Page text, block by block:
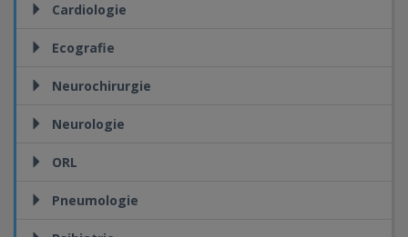
Cardiologie
Ecografie
Neurochirurgie
Neurologie
ORL
Pneumologie